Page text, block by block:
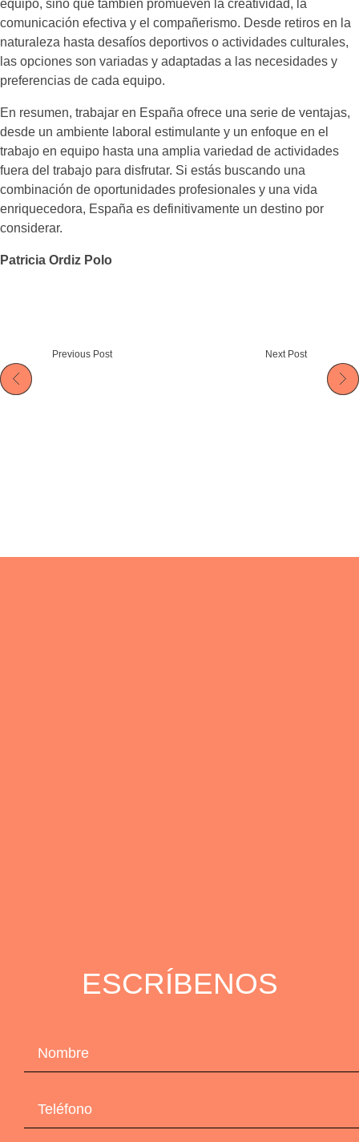
equipo, sino que también promueven la creatividad, la
comunicación efectiva y el compañerismo. Desde retiros en la
naturaleza hasta desafíos deportivos o actividades culturales,
las opciones son variadas y adaptadas a las necesidades y
preferencias de cada equipo.
En resumen, trabajar en España ofrece una serie de ventajas,
desde un ambiente laboral estimulante y un enfoque en el
trabajo en equipo hasta una amplia variedad de actividades
fuera del trabajo para disfrutar. Si estás buscando una
combinación de oportunidades profesionales y una vida
enriquecedora, España es definitivamente un destino por
considerar.
Patricia Ordiz Polo
Previous Post Next Post
ESCRÍBENOS